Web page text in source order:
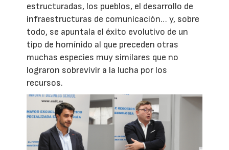
estructuradas, los pueblos, el desarrollo de
infraestructuras de comunicación… y, sobre
todo, se apuntala el éxito evolutivo de un
tipo de homínido al que preceden otras
muchas especies muy similares que no
lograron sobrevivir a la lucha por los
recursos.